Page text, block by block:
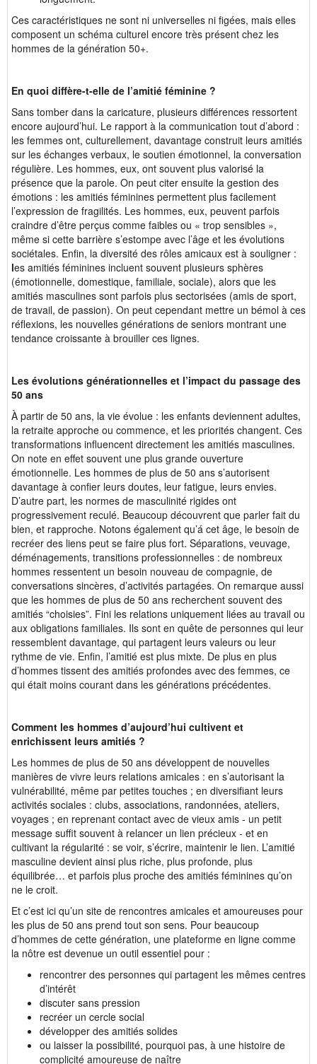
Ces caractéristiques ne sont ni universelles ni figées, mais elles
composent un schéma culturel encore très présent chez les
hommes de la génération 50+.
En quoi diffère-t-elle de l’amitié féminine ?
Sans tomber dans la caricature, plusieurs différences ressortent
encore aujourd’hui. Le rapport à la communication tout d’abord :
les femmes ont, culturellement, davantage construit leurs amitiés
sur les échanges verbaux, le soutien émotionnel, la conversation
régulière. Les hommes, eux, ont souvent plus valorisé la
présence que la parole. On peut citer ensuite la gestion des
émotions : les amitiés féminines permettent plus facilement
l’expression de fragilités. Les hommes, eux, peuvent parfois
craindre d’être perçus comme faibles ou « trop sensibles »,
même si cette barrière s’estompe avec l’âge et les évolutions
sociétales. Enfin, la diversité des rôles amicaux est à souligner :
les amitiés féminines incluent souvent plusieurs sphères
(émotionnelle, domestique, familiale, sociale), alors que les
amitiés masculines sont parfois plus sectorisées (amis de sport,
de travail, de passion). On peut cependant mettre un bémol à ces
réflexions, les nouvelles générations de seniors montrant une
tendance croissante à brouiller ces lignes.
Les évolutions générationnelles et l’impact du passage des
50 ans
À partir de 50 ans, la vie évolue : les enfants deviennent adultes,
la retraite approche ou commence, et les priorités changent. Ces
transformations influencent directement les amitiés masculines.
On note en effet souvent une plus grande ouverture
émotionnelle. Les hommes de plus de 50 ans s’autorisent
davantage à confier leurs doutes, leur fatigue, leurs envies.
D’autre part, les normes de masculinité rigides ont
progressivement reculé. Beaucoup découvrent que parler fait du
bien, et rapproche. Notons également qu’á cet âge, le besoin de
recréer des liens peut se faire plus fort. Séparations, veuvage,
déménagements, transitions professionnelles : de nombreux
hommes ressentent un besoin nouveau de compagnie, de
conversations sincères, d’activités partagées. On remarque aussi
que les hommes de plus de 50 ans recherchent souvent des
amitiés “choisies”. Fini les relations uniquement liées au travail ou
aux obligations familiales. Ils sont en quête de personnes qui leur
ressemblent davantage, qui partagent leurs valeurs ou leur
rythme de vie. Enfin, l’amitié est plus mixte. De plus en plus
d’hommes tissent des amitiés profondes avec des femmes, ce
qui était moins courant dans les générations précédentes.
Comment les hommes d’aujourd’hui cultivent et
enrichissent leurs amitiés ?
Les hommes de plus de 50 ans développent de nouvelles
manières de vivre leurs relations amicales : en s’autorisant la
vulnérabilité, même par petites touches ; en diversifiant leurs
activités sociales : clubs, associations, randonnées, ateliers,
voyages ; en reprenant contact avec de vieux amis - un petit
message suffit souvent à relancer un lien précieux - et en
cultivant la régularité : se voir, s’écrire, maintenir le lien. L’amitié
masculine devient ainsi plus riche, plus profonde, plus
équilibrée… et parfois plus proche des amitiés féminines qu’on
ne le croit.
Et c’est ici qu’un site de rencontres amicales et amoureuses pour
les plus de 50 ans prend tout son sens. Pour beaucoup
d’hommes de cette génération, une plateforme en ligne comme
la nôtre est devenue un outil essentiel pour :
rencontrer des personnes qui partagent les mêmes centres
d’intérêt
discuter sans pression
recréer un cercle social
développer des amitiés solides
ou laisser la possibilité, pourquoi pas, à une histoire de
complicité amoureuse de naître